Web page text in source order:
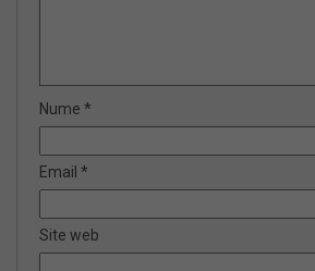
Nume *
Email *
Site web